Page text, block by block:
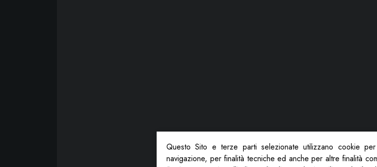
Questo Sito e terze parti selezionate utilizzano cookie
navigazione, per finalità tecniche ed anche per altre finalità